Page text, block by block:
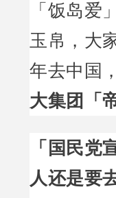
「饭岛爱
玉帛，大
年去中国
大集团「
「国民党
人还是要